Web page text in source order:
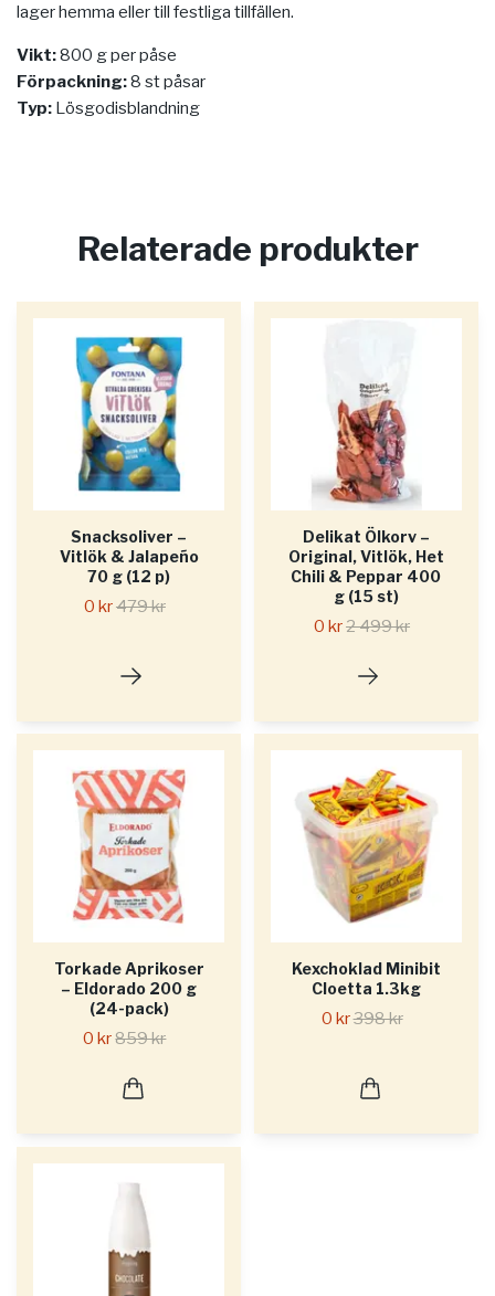
lager hemma eller till festliga tillfällen.
Vikt:800 g per påse
Förpackning:8 st påsar
Typ: Lösgodisblandning
Relaterade produkter
Snacksoliver –
Vitlök & Jalapeño
70 g (12 p)
0 kr479 kr
Delikat Ölkorv –
Original, Vitlök, Het
Chili & Peppar 400
g (15 st)
0 kr2 499 kr
Torkade Aprikoser
– Eldorado 200 g
(24-pack)
0 kr859 kr
Kexchoklad Minibit
Cloetta 1.3kg
0 kr398 kr